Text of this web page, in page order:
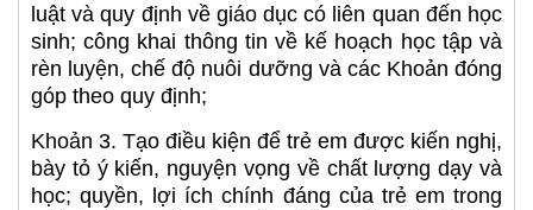
luật và quy định về giáo dục có liên quan đến học
sinh; công khai thông tin về kế hoạch học tập và
rèn luyện, chế độ nuôi dưỡng và các Khoản đóng
góp theo quy định;
Khoản 3. Tạo điều kiện để trẻ em được kiến nghị,
bày tỏ ý kiến, nguyện vọng về chất lượng dạy và
học; quyền, lợi ích chính đáng của trẻ em trong